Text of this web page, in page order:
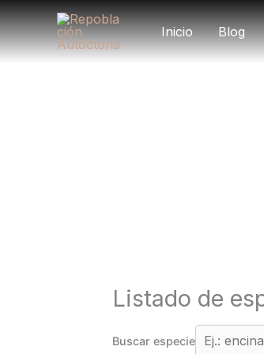
Ir
al
contenido
Inicio Blog
Listado de
Buscar especie